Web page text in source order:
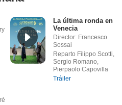
La última ronda en
Venecia
Director: Francesco
Sossai
Reparto Filippo Scotti,
Sergio Romano,
Pierpaolo Capovilla
Tráiler